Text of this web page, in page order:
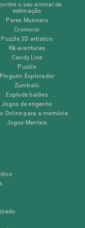
o seu animal de
estimação
Pares Musicais
Cronocor
Puzzle 3D artístico
Rã-aventuras
Candy Line
Puzzle
Pinguim Explorador
Zumbalú
Explode balões
Jogos de engenho
Online para a memória
Jogos Mentais